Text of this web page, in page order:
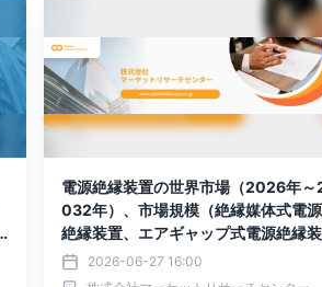
電源絶縁装置の世界市場（2026年～
032年）、市場規模（絶縁媒体式電源
絶縁装置、エアギャップ式電源絶縁装
置、その他）・分析レポートを発表
2026-06-27 16:00